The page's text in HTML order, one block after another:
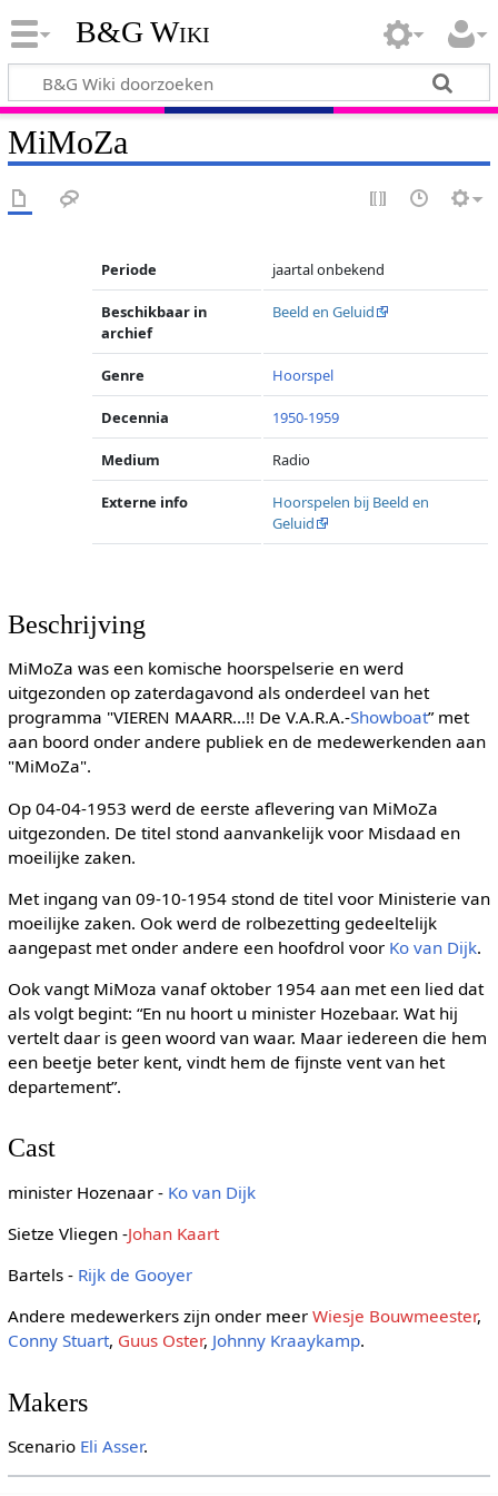
B&G Wiki
MiMoZa
Periode jaartal onbekend
Beschikbaar in
archief
Beeld en Geluid
Genre Hoorspel
Decennia 1950-1959
Medium Radio
Externe info
Hoorspelen bij Beeld en
Geluid
Beschrijving
MiMoZa was een komische hoorspelserie en werd
uitgezonden op zaterdagavond als onderdeel van het
programma "VIEREN MAARR...!! De V.A.R.A.-Showboat” met
aan boord onder andere publiek en de medewerkenden aan
"MiMoZa".
Op 04-04-1953 werd de eerste aflevering van MiMoZa
uitgezonden. De titel stond aanvankelijk voor Misdaad en
moeilijke zaken.
Met ingang van 09-10-1954 stond de titel voor Ministerie van
moeilijke zaken. Ook werd de rolbezetting gedeeltelijk
aangepast met onder andere een hoofdrol voor Ko van Dijk.
Ook vangt MiMoza vanaf oktober 1954 aan met een lied dat
als volgt begint: “En nu hoort u minister Hozebaar. Wat hij
vertelt daar is geen woord van waar. Maar iedereen die hem
een beetje beter kent, vindt hem de fijnste vent van het
departement”.
Cast
minister Hozenaar - Ko van Dijk
Sietze Vliegen -Johan Kaart
Bartels - Rijk de Gooyer
Andere medewerkers zijn onder meer Wiesje Bouwmeester,
Conny Stuart, Guus Oster, Johnny Kraaykamp.
Makers
Scenario Eli Asser.